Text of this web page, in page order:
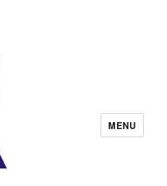
MENU